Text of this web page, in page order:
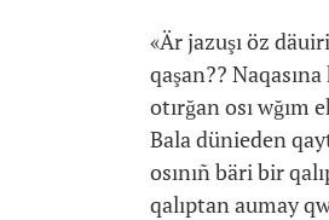
«Är jazuşı öz
qaşan??
otırğan osı
Bala dünieden
osınıñ bäri bir
qalıptan aumay